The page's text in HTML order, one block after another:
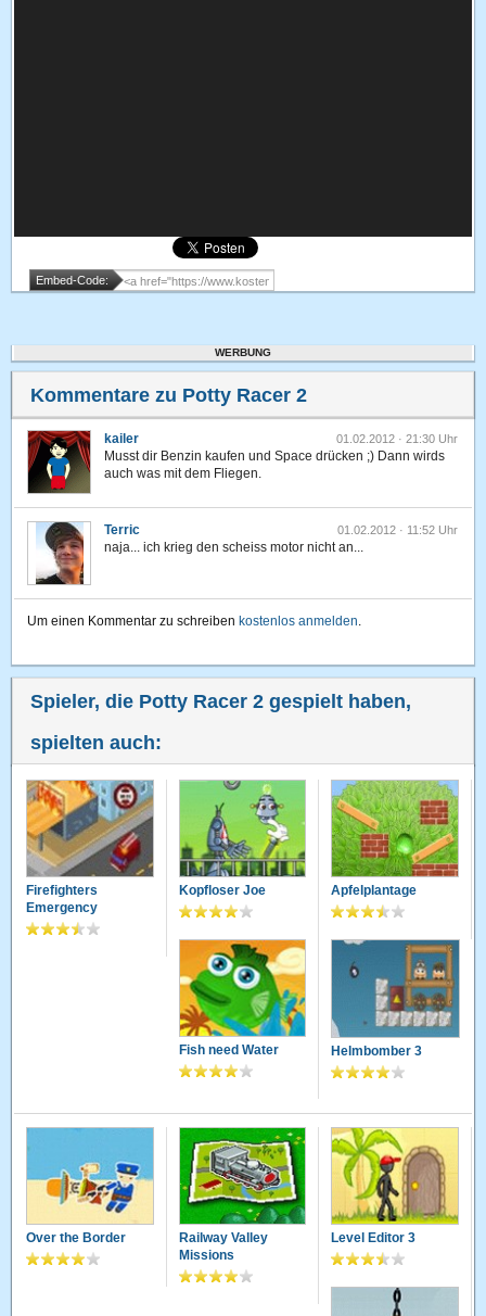
Embed-Code:
WERBUNG
Kommentare zu Potty Racer 2
kailer 01.02.2012 · 21:30 Uhr
Musst dir Benzin kaufen und Space drücken ;) Dann wirds
auch was mit dem Fliegen.
Terric 01.02.2012 · 11:52 Uhr
naja... ich krieg den scheiss motor nicht an...
Um einen Kommentar zu schreiben kostenlos anmelden.
Spieler, die Potty Racer 2 gespielt haben,
spielten auch:
Firefighters
Emergency
Kopfloser Joe Apfelplantage
Fish need Water Helmbomber 3
Over the Border
Railway Valley
Missions
Level Editor 3